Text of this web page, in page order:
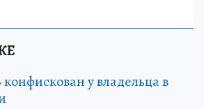
у владельца в